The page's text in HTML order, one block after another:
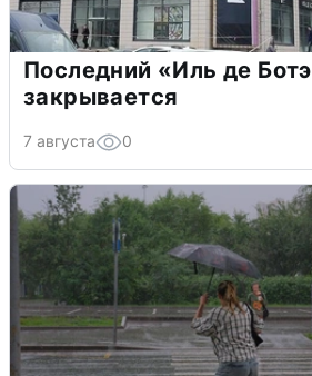
Последний «Иль де
закрывается
7 августа 0